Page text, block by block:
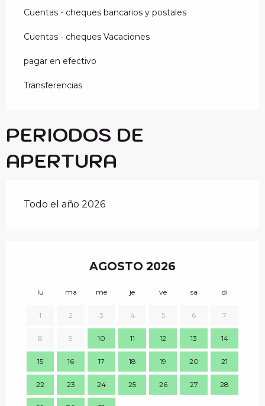
Cuentas - cheques bancarios y postales
Cuentas - cheques Vacaciones
pagar en efectivo
Transferencias
PERIODOS DE
APERTURA
Todo el año 2026
AGOSTO 2026
lu ma me je ve sa di
1 2 3 4 5 6 7
8 9 10 11 12 13 14
15 16 17 18 19 20 21
22 23 24 25 26 27 28